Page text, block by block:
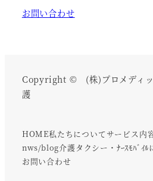
お問い合わせ
Copyright © (株)プロメディッ
護
HOME私たちについてサービス内
nws/blog介護タクシー・ﾅｰｽﾓﾊﾞｲﾙ
お問い合わせ